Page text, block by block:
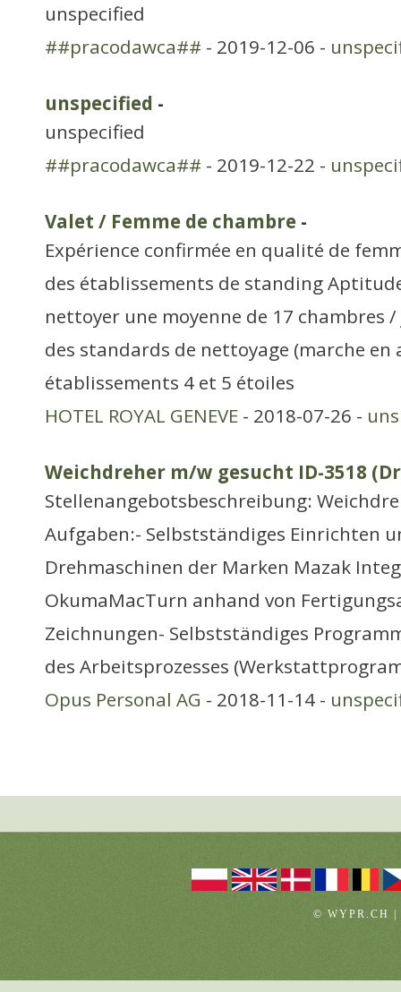
unspecified
##pracodawca## - 2019-12-06 -
unspecified -
unspecified
##pracodawca## - 2019-12-22 -
Valet / Femme de chambre -
Expérience confirmée en qualité de
des établissements de standing
nettoyer une moyenne de 17 chambres
des standards de nettoyage (marche en
établissements 4 et 5 étoiles
HOTEL ROYAL GENEVE - 2018-07-26 -
Weichdreher m/w gesucht ID-3518
Stellenangebotsbeschreibung:
Aufgaben:- Selbstständiges Einrichten
Drehmaschinen der Marken Mazak
OkumaMacTurn anhand von
Zeichnungen- Selbstständiges
des Arbeitsprozesses
Opus Personal AG - 2018-11-14 -
© WYPR.CH